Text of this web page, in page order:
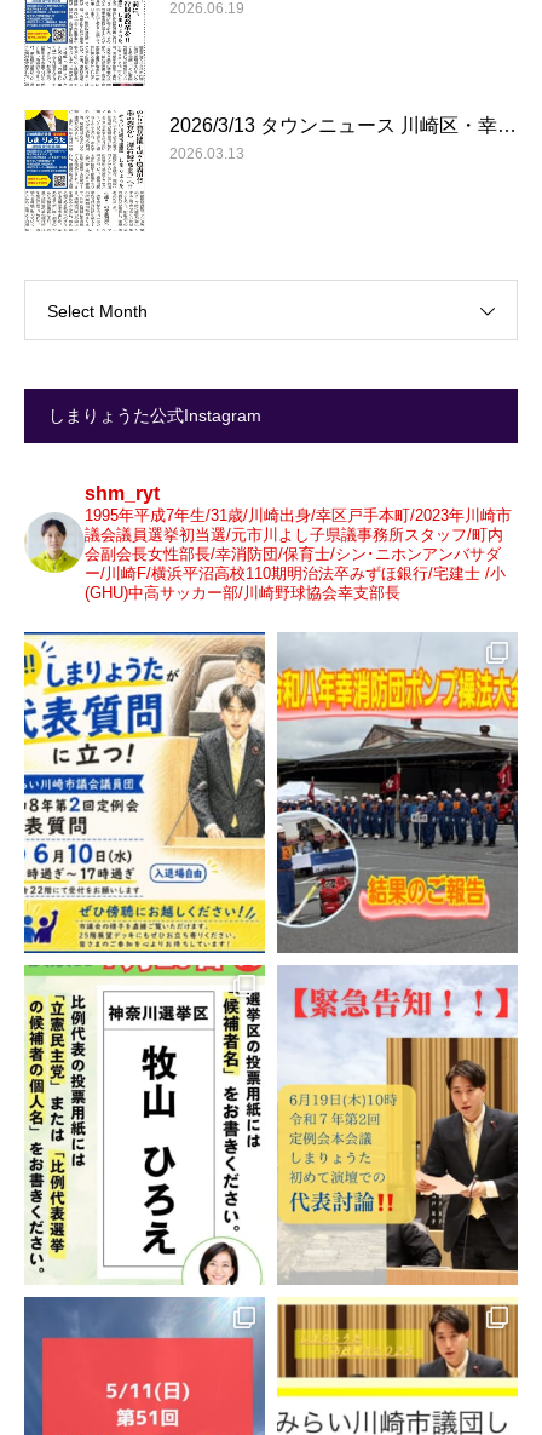
2026.06.19
2026/3/13 タウンニュース 川崎区・幸…
2026.03.13
Select Month
しまりょうた公式Instagram
shm_ryt
1995年平成7年生/31歳/川崎出身/幸区戸手本町/2023年川崎市
議会議員選挙初当選/元市川よし子県議事務所スタッフ/町内
会副会長女性部長/幸消防団/保育士/シン･ニホンアンバサダ
ー/川崎F/横浜平沼高校110期明治法卒みずほ銀行/宅建士 /小
(GHU)中高サッカー部/川崎野球協会幸支部長